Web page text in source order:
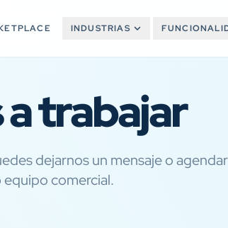
INDUSTRIAS
trabajar
dejarnos un mensaje o agendar
comercial.